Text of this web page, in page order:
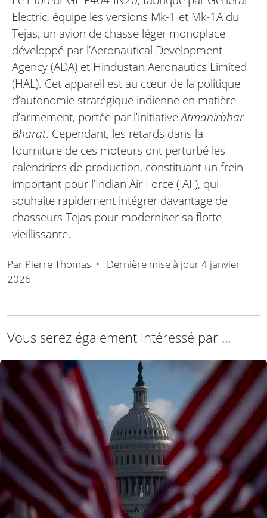
Electric, équipe les versions Mk-1 et Mk-1A du
Tejas, un avion de chasse léger monoplace
développé par l’Aeronautical Development
Agency (ADA) et Hindustan Aeronautics Limited
(HAL). Cet appareil est au cœur de la politique
d’autonomie stratégique indienne en matière
d’armement, portée par l’initiativeAtmanirbhar
Bharat. Cependant, les retards dans la
fourniture de ces moteurs ont perturbé les
calendriers de production, constituant un frein
important pour l’Indian Air Force (IAF), qui
souhaite rapidement intégrer davantage de
chasseurs Tejas pour moderniser sa flotte
vieillissante.
Par Pierre Thomas • Dernière mise à jour4 janvier
2026
Vous serez également intéressé par ...